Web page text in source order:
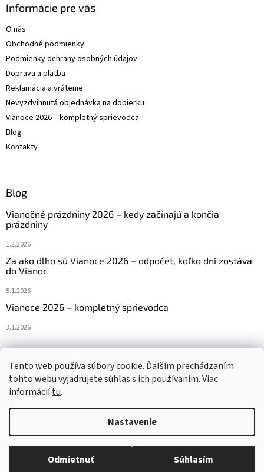
Tento web používa súbory cookie. Ďalším prechádzaním
tohto webu vyjadrujete súhlas s ich používaním. Viac
informáciítu.
Nastavenie
Odmietnuť Súhlasím
Informácie pre vás
O nás
Obchodné podmienky
Podmienky ochrany osobných údajov
Doprava a platba
Reklamácia a vrátenie
Nevyzdvihnutá objednávka na dobierku
Vianoce 2026 – kompletný sprievodca
Blog
Kontakty
Blog
Vianočné prázdniny 2026 – kedy začínajú a končia
prázdniny
1.2.2026
Za ako dlho sú Vianoce 2026 – odpočet, koľko dní zostáva
do Vianoc
5.1.2026
Vianoce 2026 – kompletný sprievodca
3.1.2026
Navštívte aj náš český e-shop www.vanocniretezy.cz
Vytvoril Shoptet
Copyright 2026Vianocneretaze.sk . Všetky práva vyhradené.